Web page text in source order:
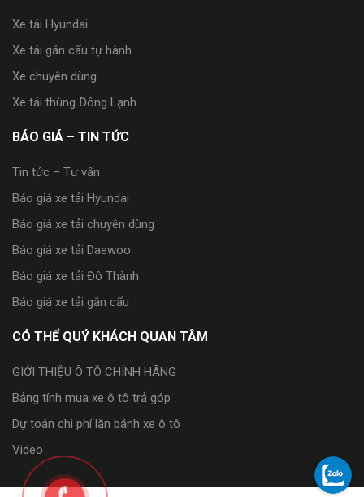
Xe tải Hyundai
Xe tải gắn cẩu tự hành
Xe chuyên dùng
Xe tải thùng Đông Lạnh
BÁO GIÁ – TIN TỨC
Tin tức – Tư vấn
Báo giá xe tải Hyundai
Báo giá xe tải chuyên dùng
Báo giá xe tải Daewoo
Báo giá xe tải Đô Thành
Báo giá xe tải gắn cẩu
CÓ THỂ QUÝ KHÁCH QUAN TÂM
GIỚI THIỆU Ô TÔ CHÍNH HÃNG
Bảng tính mua xe ô tô trả góp
Dự toán chi phí lăn bánh xe ô tô
Video